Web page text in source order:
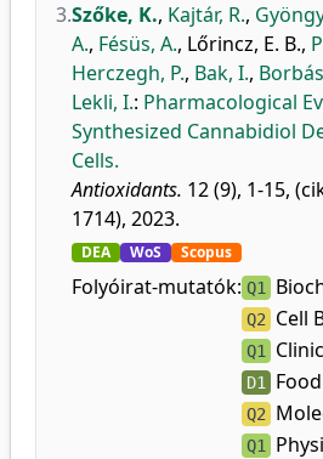
3.Szőke, K., Kajtár, R.,
A., Fésüs, A., Lőrincz, E. B.,
Herczegh, P., Bak, I.,
Lekli, I.: Pharmacological
Synthesized Cannabidiol
Cells.
Antioxidants. 12 (9), 1-15,
1714), 2023.
DEA WoS Scopus
Folyóirat-mutatók: Q1
Q2 Cell
Q1
D1
Q2
Q1